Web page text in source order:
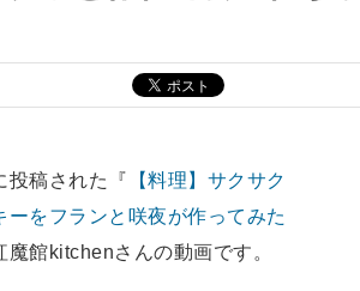
稿された『 【料理】サクサク
をフランと咲夜が作ってみた
魔館kitchenさんの動画です。